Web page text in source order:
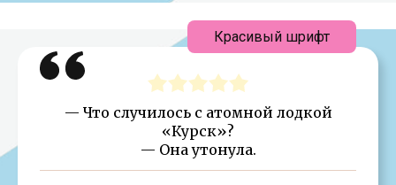
— Что случилось с атомной лодкой
«Курск»?
— Она утонула.
Красивый шрифт